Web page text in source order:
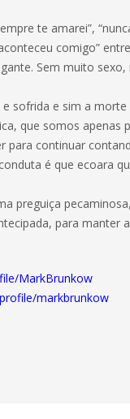
te amarei”,
comigo”
Sem muito
sofrida e sim a morte
que somos apenas
para continuar
é que ecoara
preguiça
para manter
MarkBrunkow
markbrunkow